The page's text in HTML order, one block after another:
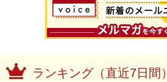
ランキング（直近7日間）